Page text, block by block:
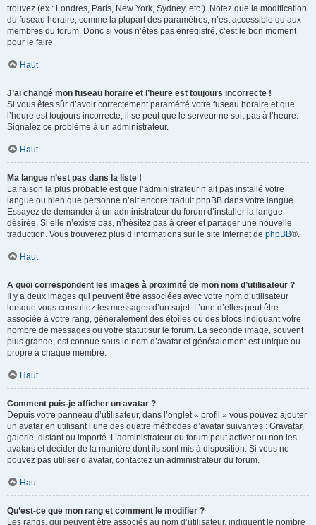
trouvez (ex : Londres, Paris, New York, Sydney, etc.). Notez que la modification
du fuseau horaire, comme la plupart des paramètres, n’est accessible qu’aux
membres du forum. Donc si vous n’êtes pas enregistré, c’est le bon moment
pour le faire.
Haut
J’ai changé mon fuseau horaire et l’heure est toujours incorrecte !
Si vous êtes sûr d’avoir correctement paramétré votre fuseau horaire et que
l’heure est toujours incorrecte, il se peut que le serveur ne soit pas à l’heure.
Signalez ce problème à un administrateur.
Haut
Ma langue n’est pas dans la liste !
La raison la plus probable est que l’administrateur n’ait pas installé votre
langue ou bien que personne n’ait encore traduit phpBB dans votre langue.
Essayez de demander à un administrateur du forum d’installer la langue
désirée. Si elle n’existe pas, n’hésitez pas à créer et partager une nouvelle
traduction. Vous trouverez plus d’informations sur le site Internet de phpBB®.
Haut
A quoi correspondent les images à proximité de mon nom d’utilisateur ?
Il y a deux images qui peuvent être associées avec votre nom d’utilisateur
lorsque vous consultez les messages d’un sujet. L’une d’elles peut être
associée à votre rang, généralement des étoiles ou des blocs indiquant votre
nombre de messages ou votre statut sur le forum. La seconde image, souvent
plus grande, est connue sous le nom d’avatar et généralement est unique ou
propre à chaque membre.
Haut
Comment puis-je afficher un avatar ?
Depuis votre panneau d’utilisateur, dans l’onglet « profil » vous pouvez ajouter
un avatar en utilisant l’une des quatre méthodes d’avatar suivantes : Gravatar,
galerie, distant ou importé. L’administrateur du forum peut activer ou non les
avatars et décider de la manière dont ils sont mis à disposition. Si vous ne
pouvez pas utiliser d’avatar, contactez un administrateur du forum.
Haut
Qu’est-ce que mon rang et comment le modifier ?
Les rangs, qui peuvent être associés au nom d’utilisateur, indiquent le nombre